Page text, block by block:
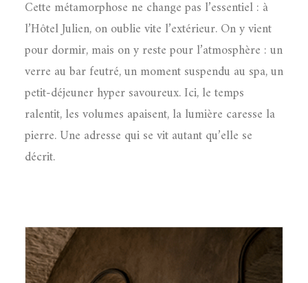
Cette métamorphose ne change pas l’essentiel : à
l’Hôtel Julien, on oublie vite l’extérieur. On y vient
pour dormir, mais on y reste pour l’atmosphère : un
verre au bar feutré, un moment suspendu au spa, un
petit-déjeuner hyper savoureux. Ici, le temps
ralentit, les volumes apaisent, la lumière caresse la
pierre. Une adresse qui se vit autant qu’elle se
décrit.